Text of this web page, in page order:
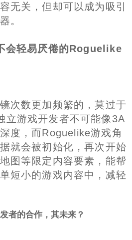
无关，但却可以成为吸引
。
会轻易厌倦的Roguelike
次数更加频繁的，莫过于
立游戏开发者不可能像3A
度，而Roguelike游戏角
就会被初始化，再次开始
图等限定内容要素，能帮
短小的游戏内容中，减轻
者的合作，其未来？